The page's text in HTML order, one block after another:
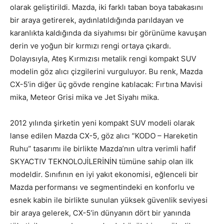
olarak geliştirildi. Mazda, iki farklı taban boya tabakasını
bir araya getirerek, aydınlatıldığında parıldayan ve
karanlıkta kaldığında da siyahımsı bir görünüme kavuşan
derin ve yoğun bir kırmızı rengi ortaya çıkardı.
Dolayısıyla, Ateş Kırmızısı metalik rengi kompakt SUV
modelin göz alıcı çizgilerini vurguluyor. Bu renk, Mazda
CX-5’in diğer üç gövde rengine katılacak: Fırtına Mavisi
mika, Meteor Grisi mika ve Jet Siyahı mika.
2012 yılında şirketin yeni kompakt SUV modeli olarak
lanse edilen Mazda CX-5, göz alıcı “KODO – Hareketin
Ruhu” tasarımı ile birlikte Mazda’nın ultra verimli hafif
SKYACTIV TEKNOLOJİLERİNİN tümüne sahip olan ilk
modeldir. Sınıfının en iyi yakıt ekonomisi, eğlenceli bir
Mazda performansı ve segmentindeki en konforlu ve
esnek kabin ile birlikte sunulan yüksek güvenlik seviyesi
bir araya gelerek, CX-5’in dünyanın dört bir yanında